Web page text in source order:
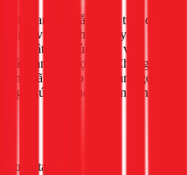
gian và khắc phục triệt để
dịch vụ sửa chữa chuyên
thuật viên của 1Fix, với
sẵn sàng hỗ trợ bạn. Chúng
hãng, thao tác nhanh gọn
giúp bạn hoàn toàn yên
trực tại TPHCM.